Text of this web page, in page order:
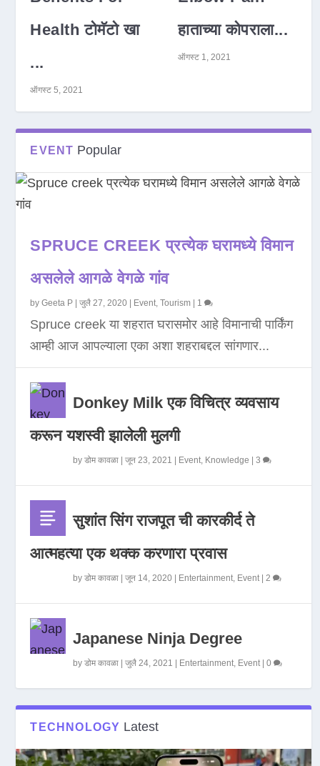
Health टोमॅटो खा
...
ऑगस्ट 5, 2021
हाताच्या कोपराला...
ऑगस्ट 1, 2021
EVENT Popular
SPRUCE CREEK प्रत्येक घरामध्ये विमान
असलेले आगळे वेगळे गांव
byGeeta P |जुलै 27, 2020 Event,Tourism 1
Spruce creek या शहरात घरासमोर आहे विमानाची पार्किंग
आम्ही आज आपल्याला एका अशा शहराबद्दल सांगणार...
Donkey Milk एक विचित्र व्यवसाय
करून यशस्वी झालेली मुलगी
byडोम कावळा |जून 23, 2021 Event, Knowledge |3
सुशांत सिंग राजपूत ची कारकीर्द ते
आत्महत्या एक थक्क करणारा प्रवास
byडोम कावळा |जून 14, 2020 Entertainment, Event|2
Japanese Ninja Degree
byडोम कावळा |जुलै 24, 2021 Entertainment, Event|0
TECHNOLOGY Latest